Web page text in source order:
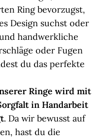
Ring bevorzugst,
Design suchst oder
handwerkliche
oder Fugen
du das perfekte
Ringe wird mit
in Handarbeit
. Da wir bewusst auf
hast du die